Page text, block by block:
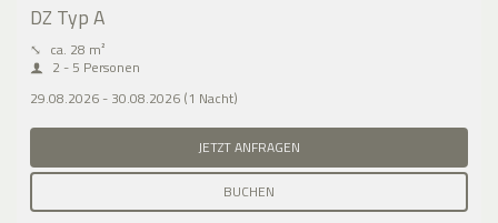
DZ Typ A
⤡ ca. 28 m²
2 - 5 Personen
29.08.2026 - 30.08.2026 (1 Nacht)
JETZT ANFRAGEN
BUCHEN